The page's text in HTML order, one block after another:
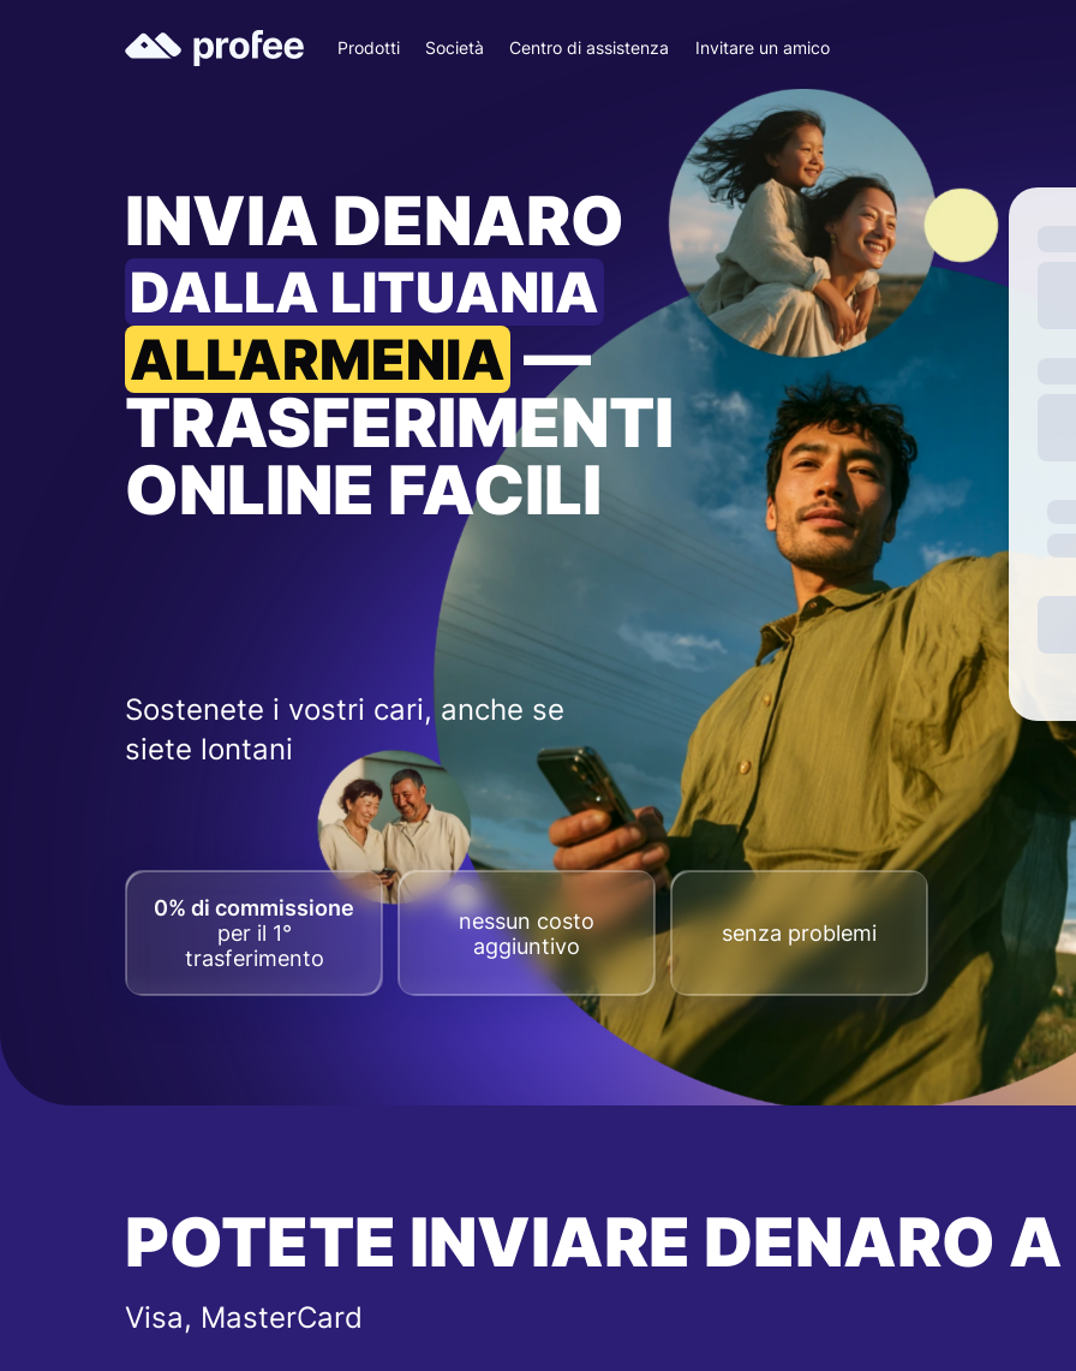
Prodotti Società Centro di assistenza Invitare un amico
INVIA DENARO
DALLA LITUANIA
ALL'ARMENIA —
TRASFERIMENTI
ONLINE FACILI
Sostenete i vostri cari, anche se
siete lontani
0% di commissione
per il 1°
trasferimento
nessun costo
aggiuntivo
senza problemi
POTETE INVIARE DENARO A
Visa, MasterCard